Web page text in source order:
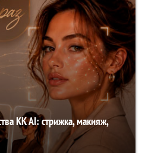
KK AI: стрижка, макияж,